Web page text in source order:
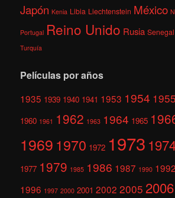
Japón Kenia Libia Liechtenstein México
Portugal Reino Unido Rusia Senegal
Turquía
Películas por años
1935 1939 1940 1941 1953 1954 1955
1960 1961 1962 1963 1964 1965
1969 1970 1972 1973
1977 1979 1985 1986 1987 1990 1992
1996 1997 2000 2001 2002 2005 2006